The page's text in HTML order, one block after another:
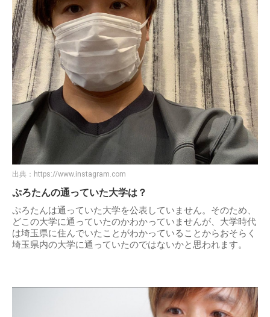
出典： https://www.instagram.com
ぷろたんの通っていた大学は？
ぷろたんは通っていた大学を公表していません。そのため、
どこの大学に通っていたのかわかっていませんが、大学時代
は埼玉県に住んでいたことがわかっていることからおそらく
埼玉県内の大学に通っていたのではないかと思われます。